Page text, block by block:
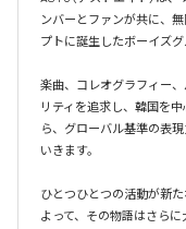
ンバーとファンが共に、
プトに誕生したボーイズグ
楽曲、コレオグラフィー
リティを追求し、韓国を
ら、グローバル基準の表
いきます。
ひとつひとつの活動が新
よって、その物語はさらに